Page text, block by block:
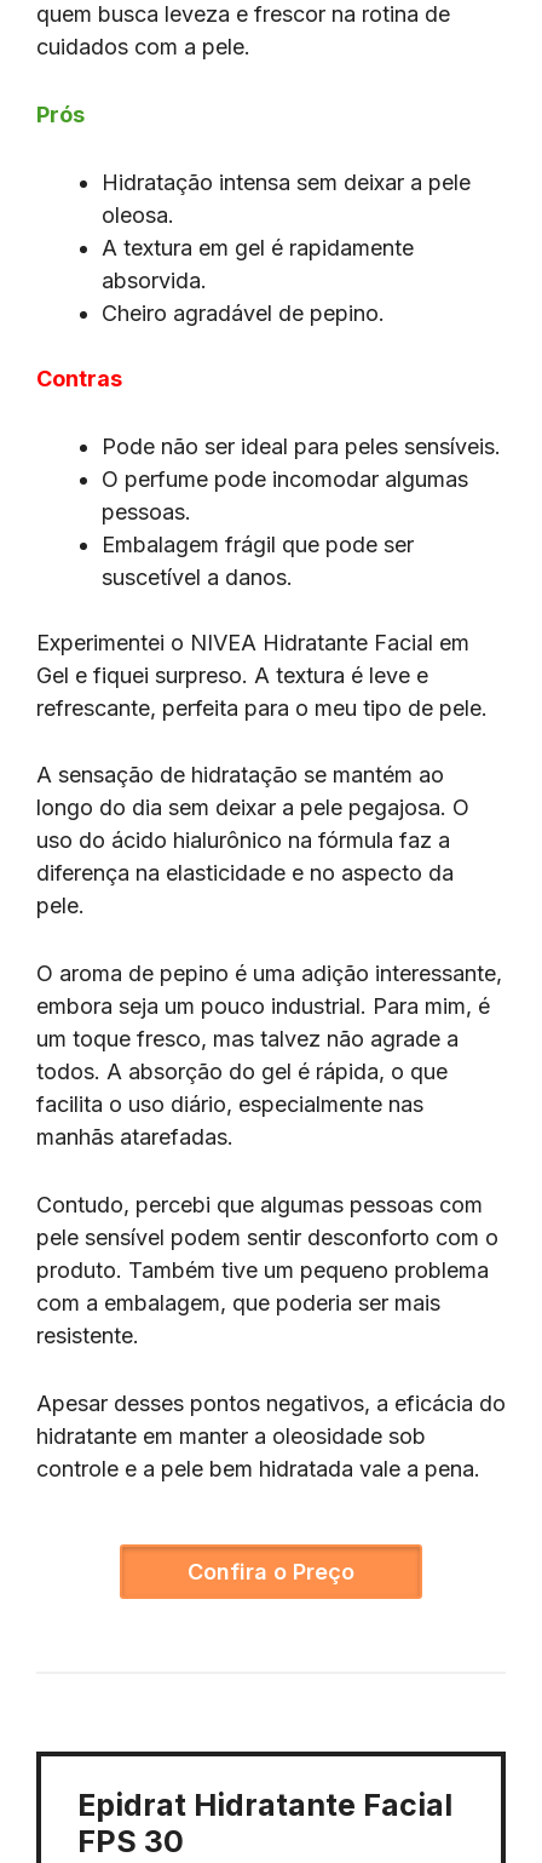
quem busca leveza e frescor na rotina de
cuidados com a pele.
Prós
Hidratação intensa sem deixar a pele
oleosa.
A textura em gel é rapidamente
absorvida.
Cheiro agradável de pepino.
Contras
Pode não ser ideal para peles sensíveis.
O perfume pode incomodar algumas
pessoas.
Embalagem frágil que pode ser
suscetível a danos.
Experimentei o NIVEA Hidratante Facial em
Gel e fiquei surpreso. A textura é leve e
refrescante, perfeita para o meu tipo de pele.
A sensação de hidratação se mantém ao
longo do dia sem deixar a pele pegajosa. O
uso do ácido hialurônico na fórmula faz a
diferença na elasticidade e no aspecto da
pele.
O aroma de pepino é uma adição interessante,
embora seja um pouco industrial. Para mim, é
um toque fresco, mas talvez não agrade a
todos. A absorção do gel é rápida, o que
facilita o uso diário, especialmente nas
manhãs atarefadas.
Contudo, percebi que algumas pessoas com
pele sensível podem sentir desconforto com o
produto. Também tive um pequeno problema
com a embalagem, que poderia ser mais
resistente.
Apesar desses pontos negativos, a eficácia do
hidratante em manter a oleosidade sob
controle e a pele bem hidratada vale a pena.
Confira o Preço
Epidrat Hidratante Facial
FPS 30